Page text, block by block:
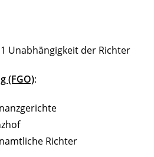
Unabhängigkeit der Richter
(FGO):
Richter